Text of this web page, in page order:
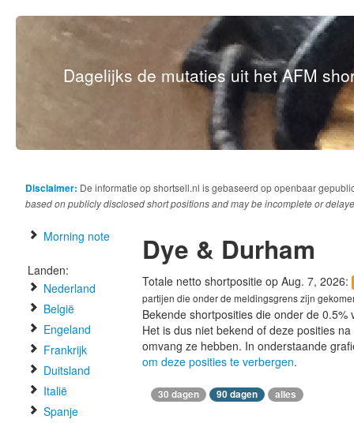
Dagelijks de mutaties uit het AFM
Disclaimer: De informatie op shortsell.nl is gebaseerd op openbaar
based on publicly disclosed short positions and may be incomplete or
Morning note
Landen:
Nederland
België
Engeland
Frankrijk
Duitsland
Italië
Spanje
Dye & Durham
Totale netto shortpositie op Aug. 7, 2026:
partijen die onder de meldingsgrens zijn
Bekende shortposities die onder de
Het is dus niet bekend of deze posities
omvang ze hebben. In onderstaande
om deze posities te verbergen.
30 dagen 90 dagen alles